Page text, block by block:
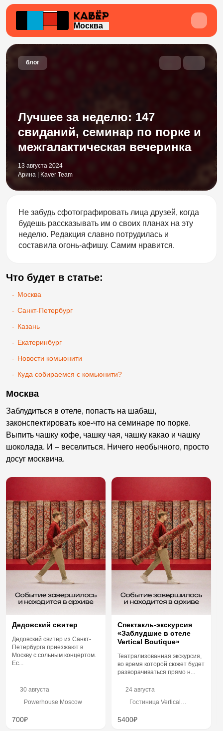
Москва
блог
Лучшее за неделю: 147
свиданий, семинар по порке и
межгалактическая вечеринка
13 августа 2024
Арина | Kaver Team
Не забудь сфотографировать лица друзей, когда
будешь рассказывать им о своих планах на эту
неделю. Редакция славно потрудилась и
составила огонь-афишу. Самим нравится.
Что будет в статье:
- Москва
- Санкт-Петербург
- Казань
- Екатеринбург
- Новости комьюнити
- Куда собираемся с комьюнити?
Москва
Заблудиться в отеле, попасть на шабаш,
законспектировать кое-что на семинаре по порке.
Выпить чашку кофе, чашку чая, чашку какао и чашку
шоколада. И – веселиться. Ничего необычного, просто
досуг москвича.
Дедовский свитер
Дедовский свитер из Санкт-
Петербурга приезжают в
Москву с сольным концертом.
Ес...
30 августа
Powerhouse Moscow
700₽
Спектакль-экскурсия
«Заблудшие в отеле
Vertical Boutique»
Театрализованная экскурсия,
во время которой сюжет будет
разворачиваться прямо н...
24 августа
Гостиница Vertical
Каменщики, 16
5400₽